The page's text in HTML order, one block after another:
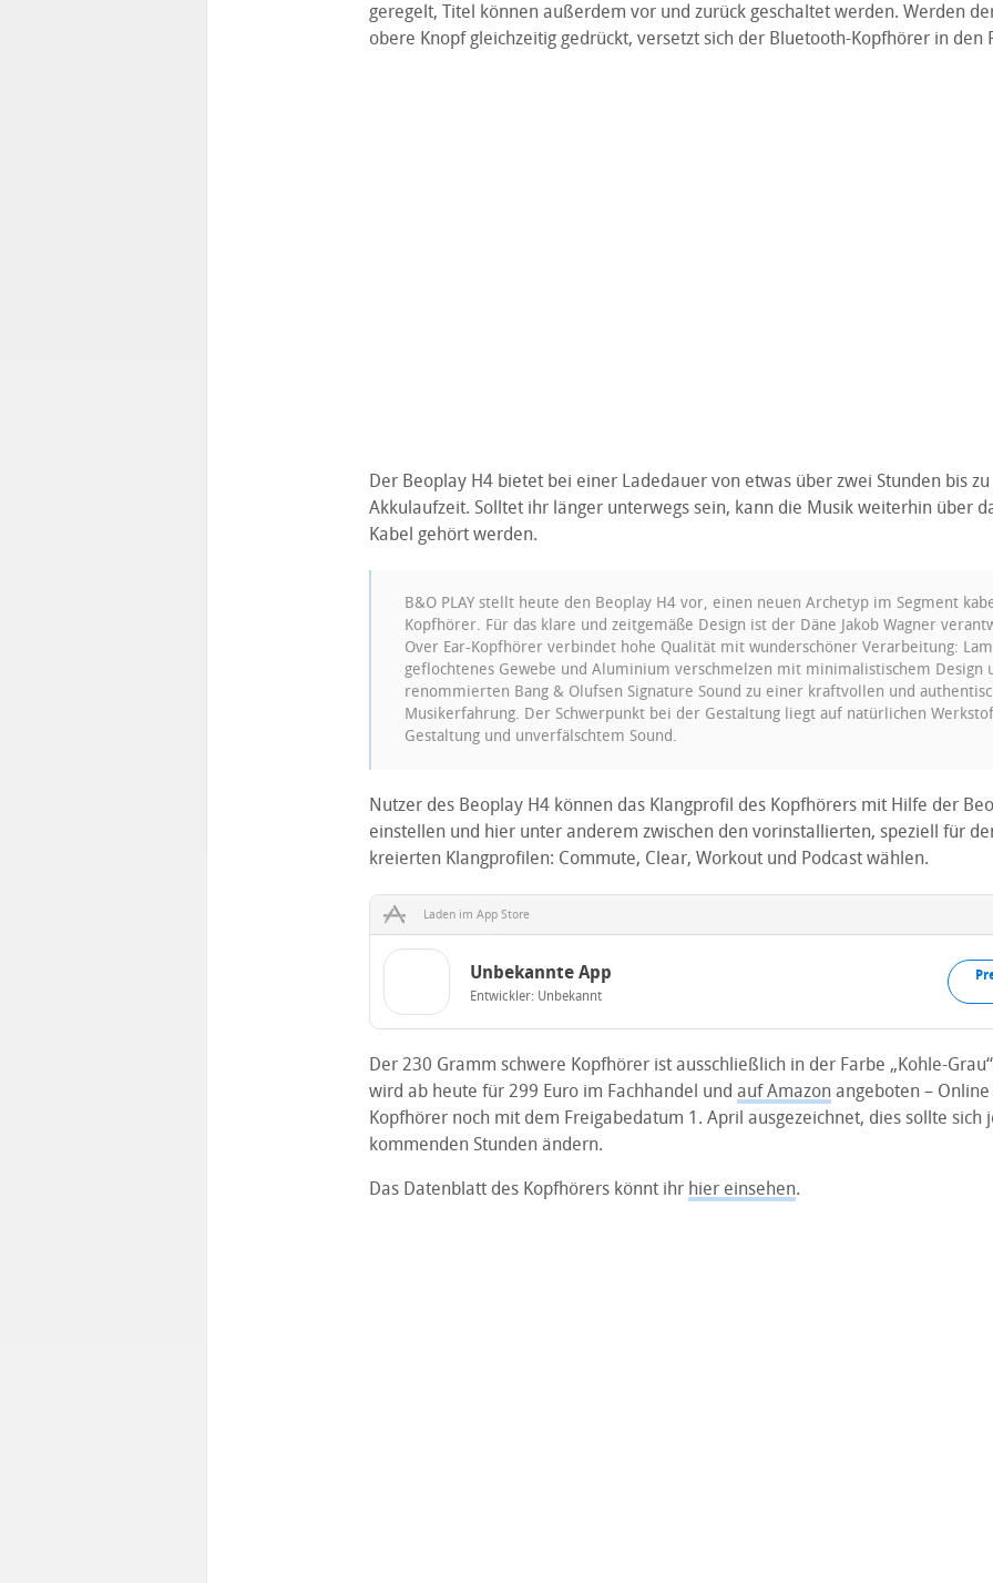
geregelt, Titel können außerdem vor und zurück geschaltet werden. Werden
obere Knopf gleichzeitig gedrückt, versetzt sich der Bluetooth-Kopfhörer in den
Der Beoplay H4 bietet bei einer Ladedauer von etwas über zwei Stunden bis
Akkulaufzeit. Solltet ihr länger unterwegs sein, kann die Musik weiterhin über
Kabel gehört werden.
B&O PLAY stellt heute den Beoplay H4 vor, einen neuen Archetyp im Segment
Kopfhörer. Für das klare und zeitgemäße Design ist der Däne Jakob Wagner
Over Ear-Kopfhörer verbindet hohe Qualität mit wunderschöner Verarbeitung:
geflochtenes Gewebe und Aluminium verschmelzen mit minimalistischem Design
renommierten Bang & Olufsen Signature Sound zu einer kraftvollen und
Musikerfahrung. Der Schwerpunkt bei der Gestaltung liegt auf natürlichen
Gestaltung und unverfälschtem Sound.
Nutzer des Beoplay H4 können das Klangprofil des Kopfhörers mit Hilfe der
einstellen und hier unter anderem zwischen den vorinstallierten, speziell für
kreierten Klangprofilen: Commute, Clear, Workout und Podcast wählen.
Laden im App Store
Unbekannte App
Entwickler: Unbekannt
Der 230 Gramm schwere Kopfhörer ist ausschließlich in der Farbe „Kohle-
wird ab heute für 299 Euro im Fachhandel und auf Amazonangeboten – Online
Kopfhörer noch mit dem Freigabedatum 1. April ausgezeichnet, dies sollte sich
kommenden Stunden ändern.
Das Datenblatt des Kopfhörers könnt ihr hier einsehen.